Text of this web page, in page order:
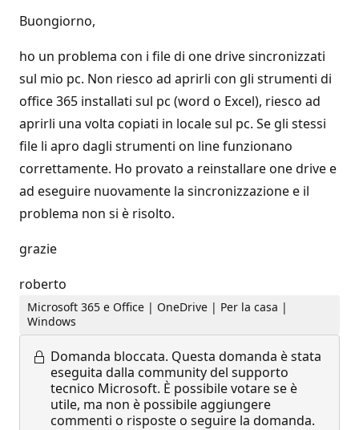
Buongiorno,
ho un problema con i file di one drive sincronizzati
sul mio pc. Non riesco ad aprirli con gli strumenti di
office 365 installati sul pc (word o Excel), riesco ad
aprirli una volta copiati in locale sul pc. Se gli stessi
file li apro dagli strumenti on line funzionano
correttamente. Ho provato a reinstallare one drive e
ad eseguire nuovamente la sincronizzazione e il
problema non si è risolto.
grazie
roberto
Microsoft 365 e Office | OneDrive | Per la casa |
Windows
Domanda bloccata. Questa domanda è stata
eseguita dalla community del supporto
tecnico Microsoft. È possibile votare se è
utile, ma non è possibile aggiungere
commenti o risposte o seguire la domanda.